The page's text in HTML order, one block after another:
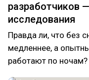
разработчиков
исследования
Правда ли, что без
медленнее, а
работают по ночам?